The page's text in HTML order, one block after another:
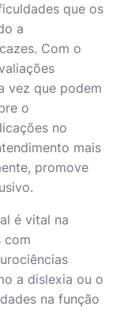
que os
a
Com o
vez que podem
o
no
mais
promove
é vital na
com
a dislexia ou o
na função